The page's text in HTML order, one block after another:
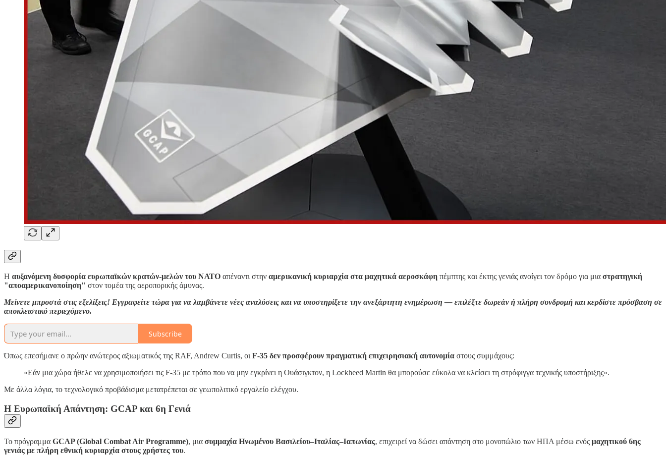
Η αυξανόμενη δυσφορία ευρωπαϊκών κρατών-μελών του ΝΑΤΟ απέναντι στην αμερικανική κυριαρχία στα μαχητικά αεροσκάφη πέμπτης και έκτης γενιάς ανοίγει τον δρόμο για μια στρατηγική
"αποαμερικανοποίηση" στον τομέα της αεροπορικής άμυνας.
Μείνετε μπροστά στις εξελίξεις! Εγγραφείτε τώρα για να λαμβάνετε νέες αναλύσεις και να υποστηρίξετε την ανεξάρτητη ενημέρωση — επιλέξτε δωρεάν ή πλήρη συνδρομή και κερδίστε πρόσβαση σε
αποκλειστικό περιεχόμενο.
Subscribe
Όπως επεσήμανε ο πρώην ανώτερος αξιωματικός της RAF, Andrew Curtis, οι F-35 δεν προσφέρουν πραγματική επιχειρησιακή αυτονομία στους συμμάχους:
«Εάν μια χώρα ήθελε να χρησιμοποιήσει τις F-35 με τρόπο που να μην εγκρίνει η Ουάσιγκτον, η Lockheed Martin θα μπορούσε εύκολα να κλείσει τη στρόφιγγα τεχνικής υποστήριξης».
Με άλλα λόγια, το τεχνολογικό προβάδισμα μετατρέπεται σε γεωπολιτικό εργαλείο ελέγχου.
Η Ευρωπαϊκή Απάντηση: GCAP και 6η Γενιά
Το πρόγραμμα GCAP (Global Combat Air Programme), μια συμμαχία Ηνωμένου Βασιλείου–Ιταλίας–Ιαπωνίας, επιχειρεί να δώσει απάντηση στο μονοπώλιο των ΗΠΑ μέσω ενός μαχητικού 6ης
γενιάς με πλήρη εθνική κυριαρχία στους χρήστες του.